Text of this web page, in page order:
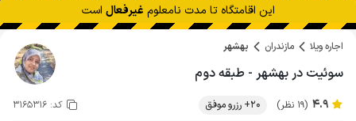
این اقامتگاه تا مدت نامعلوم غیرفعال است
اجاره ویلا مازندران بهشهر
سوئیت در بهشهر - طبقه دوم
4.9 (19 نظر) 20+ رزرو موفق کد: 3165316